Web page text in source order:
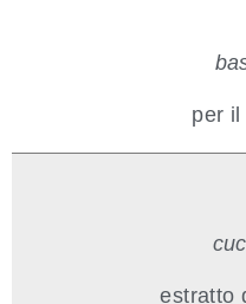
per
estratto